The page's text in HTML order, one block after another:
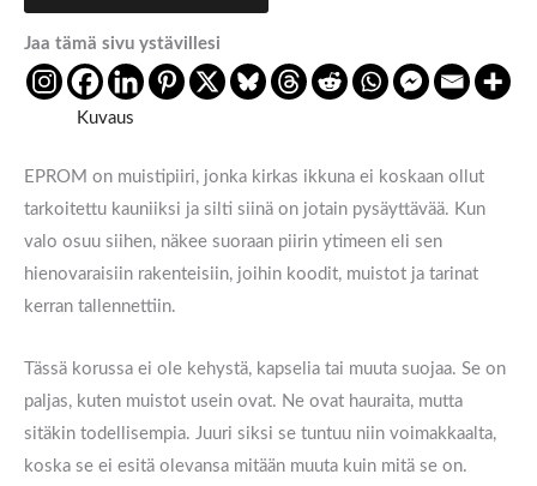
Jaa tämä sivu ystävillesi
Kuvaus
EPROM on muistipiiri, jonka kirkas ikkuna ei koskaan ollut
tarkoitettu kauniiksi ja silti siinä on jotain pysäyttävää. Kun
valo osuu siihen, näkee suoraan piirin ytimeen eli sen
hienovaraisiin rakenteisiin, joihin koodit, muistot ja tarinat
kerran tallennettiin.
Tässä korussa ei ole kehystä, kapselia tai muuta suojaa. Se on
paljas, kuten muistot usein ovat. Ne ovat hauraita, mutta
sitäkin todellisempia. Juuri siksi se tuntuu niin voimakkaalta,
koska se ei esitä olevansa mitään muuta kuin mitä se on.